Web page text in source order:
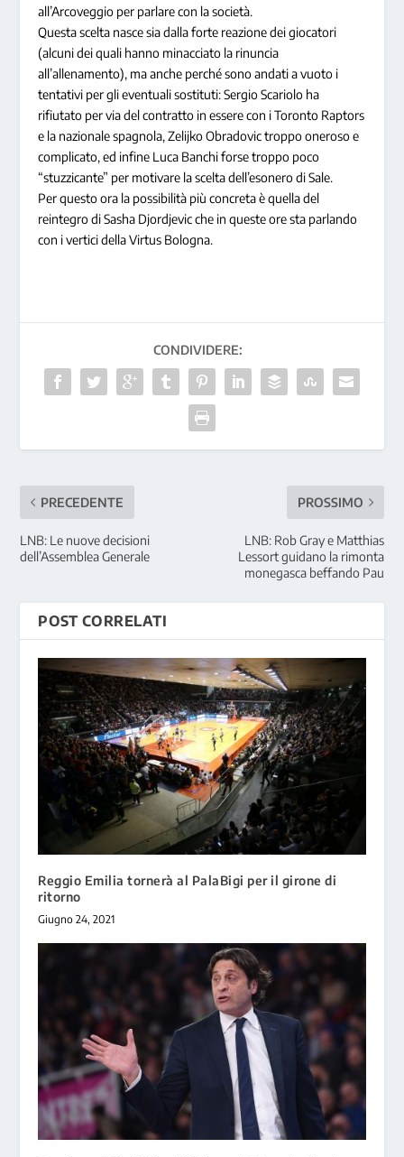
all’Arcoveggio per parlare con la società.
Questa scelta nasce sia dalla forte reazione dei giocatori
(alcuni dei quali hanno minacciato la rinuncia
all’allenamento), ma anche perché sono andati a vuoto i
tentativi per gli eventuali sostituti: Sergio Scariolo ha
rifiutato per via del contratto in essere con i Toronto Raptors
e la nazionale spagnola, Zelijko Obradovic troppo oneroso e
complicato, ed infine Luca Banchi forse troppo poco
“stuzzicante” per motivare la scelta dell’esonero di Sale.
Per questo ora la possibilità più concreta è quella del
reintegro di Sasha Djordjevic che in queste ore sta parlando
con i vertici della Virtus Bologna.
CONDIVIDERE:
PRECEDENTE
LNB: Le nuove decisioni
dell’Assemblea Generale
PROSSIMO
LNB: Rob Gray e Matthias
Lessort guidano la rimonta
monegasca beffando Pau
POST CORRELATI
Reggio Emilia tornerà al PalaBigi per il girone di
ritorno
Giugno 24, 2021